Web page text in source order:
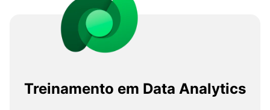
Treinamento em Data Analytics